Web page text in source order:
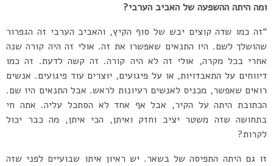
ומה היתה ההשפעה של האביב הערבי?
“זה כמו שדה קוצים יבש של סוף הקיץ, והאביב הערבי זה הגפרור
שהושלך לשם. היו התנאים שאפשרו את זה. אולי זה היה קורה שנה
אחרי בכל מקרה, אולי זה לא היה קורה. זה קשה לדעת. זה כמו
דיווחים על התאבדויות, או על פיגועים, יוצרים עוד פיגועים. אנשים
רואים שאפשר, מכניס לאנשים רעיונות לראש. אבל התנאים היו שם.
הכתובת היתה על הקיר, אבל אף אחד לא הסתכל עליה. אתה חי
בתחושה שזה משטר יציב וחזק ואיתן, הכי איתן, מה כבר יכול
לקרות?
זו גם היתה התפיסה של בשאר. יש ראיון איתו שבועיים לפני שזה